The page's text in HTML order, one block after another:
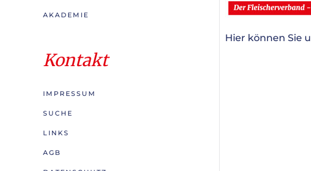
Hier können Sie
AKADEMIE
Kontakt
IMPRESSUM
SUCHE
LINKS
AGB